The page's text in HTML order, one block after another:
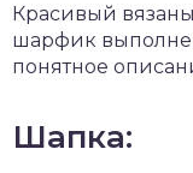
Красивый
шарфик
понятное
Шапка: